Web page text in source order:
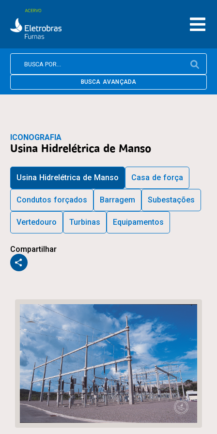
BUSCA AVANÇADA
ICONOGRAFIA
Usina Hidrelétrica de Manso
Usina Hidrelétrica de Manso Casa de força
Condutos forçados Barragem Subestações
Vertedouro Turbinas Equipamentos
Compartilhar